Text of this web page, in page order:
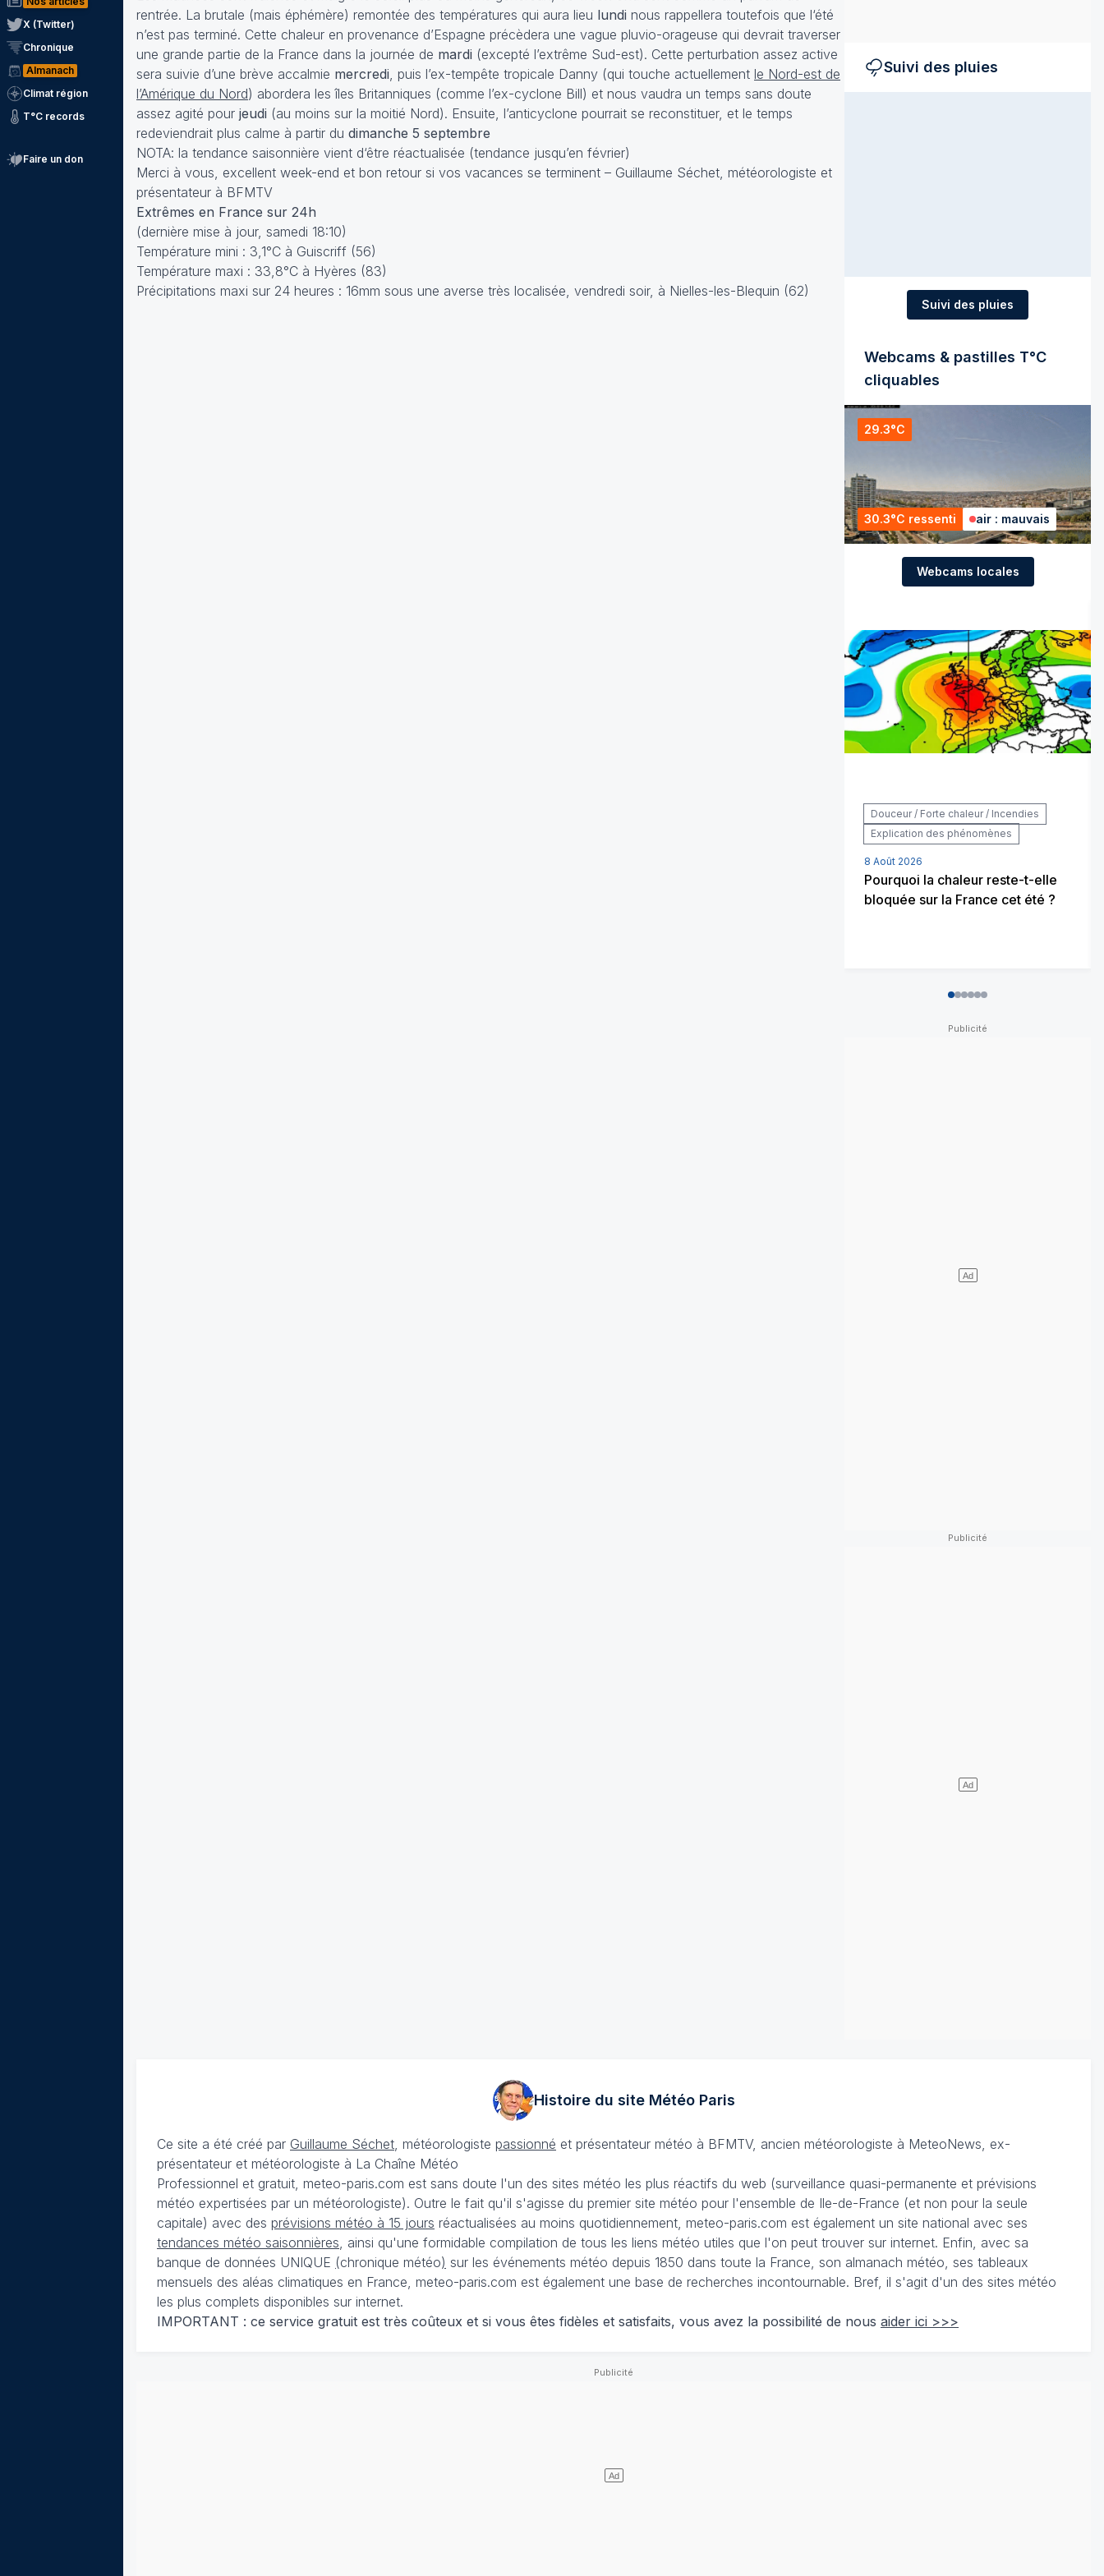
X (Twitter)
Chronique
Almanach
Climat région
T°C records
Faire un don
rentrée. La brutale (mais éphémère) remontée des températures qui aura lieu lundi nous rappellera toutefois que l‘été
n’est pas terminé. Cette chaleur en provenance d’Espagne précèdera une vague pluvio-orageuse qui devrait traverser
une grande partie de la France dans la journée de mardi (excepté l’extrême Sud-est). Cette perturbation assez active
sera suivie d’une brève accalmie mercredi, puis l’ex-tempête tropicale Danny (qui touche actuellement le Nord-est de
l’Amérique du Nord) abordera les îles Britanniques (comme l’ex-cyclone Bill) et nous vaudra un temps sans doute
assez agité pour jeudi (au moins sur la moitié Nord). Ensuite, l’anticyclone pourrait se reconstituer, et le temps
redeviendrait plus calme à partir du dimanche 5 septembre
NOTA: la tendance saisonnière vient d‘être réactualisée (tendance jusqu’en février)
Merci à vous, excellent week-end et bon retour si vos vacances se terminent – Guillaume Séchet, météorologiste et
présentateur à BFMTV
Extrêmes en France sur 24h
(dernière mise à jour, samedi 18:10)
Température mini : 3,1°C à Guiscriff (56)
Température maxi : 33,8°C à Hyères (83)
Précipitations maxi sur 24 heures : 16mm sous une averse très localisée, vendredi soir, à Nielles-les-Blequin (62)
Suivi des pluies
Suivi des pluies
Webcams & pastilles T°C
cliquables
29.3°C
30.3°C ressenti air : mauvais
Webcams locales
Douceur / Forte chaleur / Incendies
Explication des phénomènes
8 Août 2026
Pourquoi la chaleur reste-t-elle
bloquée sur la France cet été ?
012345
Histoire du site MétéoParis
Ce site a été créé par Guillaume Séchet , météorologiste passionné et présentateur météo à BFMTV, ancien météorologiste à MeteoNews, ex-
présentateur et météorologiste à La Chaîne Météo
Professionnel et gratuit, meteo-paris.com est sans doute l'un des sites météo les plus réactifs du web (surveillance quasi-permanente et prévisions
météo expertisées par un météorologiste). Outre le fait qu'il s'agisse du premier site météo pour l'ensemble de Ile-de-France (et non pour la seule
capitale) avec des prévisions météo à 15 jours réactualisées au moins quotidiennement, meteo-paris.com est également un site national avec ses
tendances météo saisonnières , ainsi qu'une formidable compilation de tous les liens météo utiles que l'on peut trouver sur internet. Enfin, avec sa
banque de données UNIQUE (chronique météo) sur les événements météo depuis 1850 dans toute la France, son almanach météo, ses tableaux
mensuels des aléas climatiques en France, meteo-paris.com est également une base de recherches incontournable. Bref, il s'agit d'un des sites météo
les plus complets disponibles sur internet.
IMPORTANT : ce service gratuit est très coûteux et si vous êtes fidèles et satisfaits, vous avez la possibilité de nous aider ici >>>